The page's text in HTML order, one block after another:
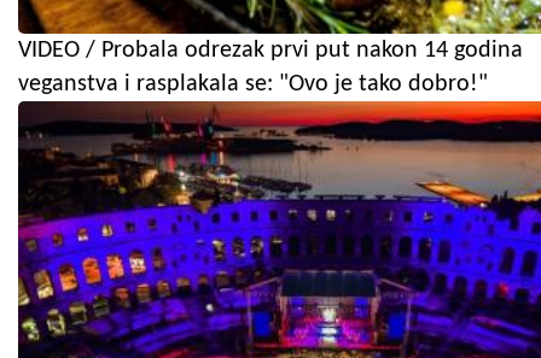
VIDEO / Probala odrezak prvi put nakon 14 godina
veganstva i rasplakala se: "Ovo je tako dobro!"